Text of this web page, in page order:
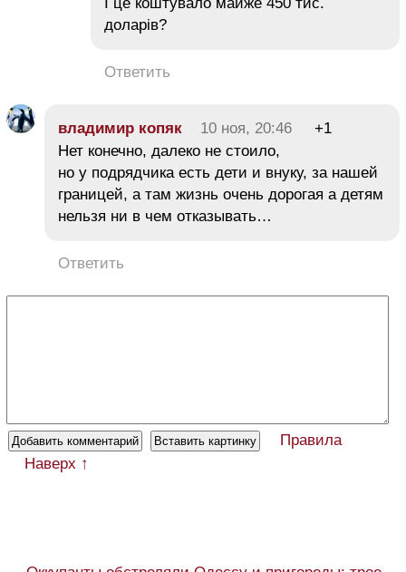
доларів?
Ответить
владимир копяк 10 ноя, 20:46
+1
Нет конечно, далеко не стоило,
но у подрядчика есть дети и внуку, за нашей
границей, а там жизнь очень дорогая а детям
нельзя ни в чем отказывать…
Ответить
Правила
Наверх ↑